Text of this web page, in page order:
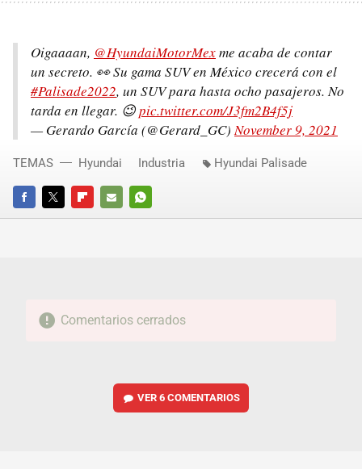
Oigaaaan, @HyundaiMotorMexme acaba de contar
un secreto. 👀 Su gama SUV en México crecerá con el
#Palisade2022, un SUV para hasta ocho pasajeros. No
tarda en llegar. 😉pic.twitter.com/J3fm2B4f5j
— Gerardo García (@Gerard_GC)November 9, 2021
FACEBOOKTWITTERFLIPBOARD
E-
WHATSAPP
TEMAS Hyundai Industria Hyundai Palisade
Comentarios cerrados
VER6 COMENTARIOS